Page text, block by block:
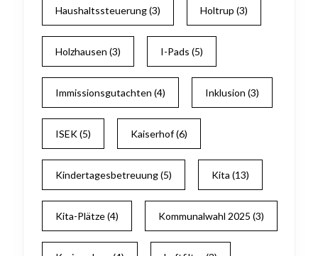
Haushaltssteuerung(3) Holtrup (3)
Holzhausen (3) I-Pads (5)
Immissionsgutachten (4) Inklusion (3)
ISEK(5) Kaiserhof(6)
Kindertagesbetreuung(5) Kita (13)
Kita-Plätze(4) Kommunalwahl 2025 (3)